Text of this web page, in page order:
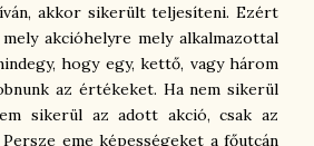
akkor sikerült teljesíteni. Ezért
akcióhelyre mely alkalmazottal
hogy egy, kettő, vagy három
az értékeket. Ha nem sikerül
sikerül az adott akció, csak az
eme képességeket a főutcán